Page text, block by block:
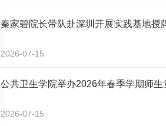
秦家碧院长带队赴深圳开展实践基地授
2026-07-15
公共卫生学院举办2026年春季学期师
2026-07-15